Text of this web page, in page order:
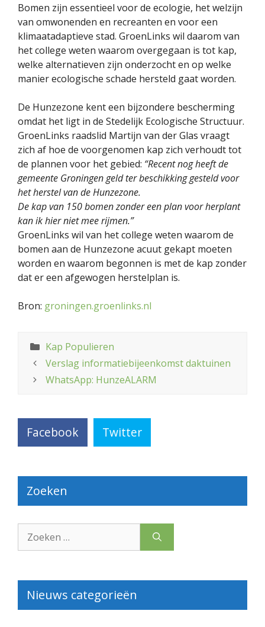
Bomen zijn essentieel voor de ecologie, het welzijn
van omwonenden en recreanten en voor een
klimaatadaptieve stad. GroenLinks wil daarom van
het college weten waarom overgegaan is tot kap,
welke alternatieven zijn onderzocht en op welke
manier ecologische schade hersteld gaat worden.
De Hunzezone kent een bijzondere bescherming
omdat het ligt in de Stedelijk Ecologische Structuur.
GroenLinks raadslid Martijn van der Glas vraagt
zich af hoe de voorgenomen kap zich verhoudt tot
de plannen voor het gebied: “Recent nog heeft de
gemeente Groningen geld ter beschikking gesteld voor
het herstel van de Hunzezone.
De kap van 150 bomen zonder een plan voor herplant
kan ik hier niet mee rijmen.”
GroenLinks wil van het college weten waarom de
bomen aan de Hunzezone acuut gekapt moeten
worden en waarom begonnen is met de kap zonder
dat er een afgewogen herstelplan is.
Bron: groningen.groenlinks.nl
Categorieën
Kap Populieren
Verslag informatiebijeenkomst daktuinen
WhatsApp: HunzeALARM
Facebook Twitter
Zoeken
naar:
Nieuws categorieën